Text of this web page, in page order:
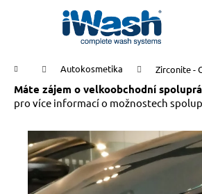
Domů Autokosmetika Zirconite -
Máte zájem o velkoobchodní
pro více informací o možnostech
Zpět
obchodu
Zpět
obchodu